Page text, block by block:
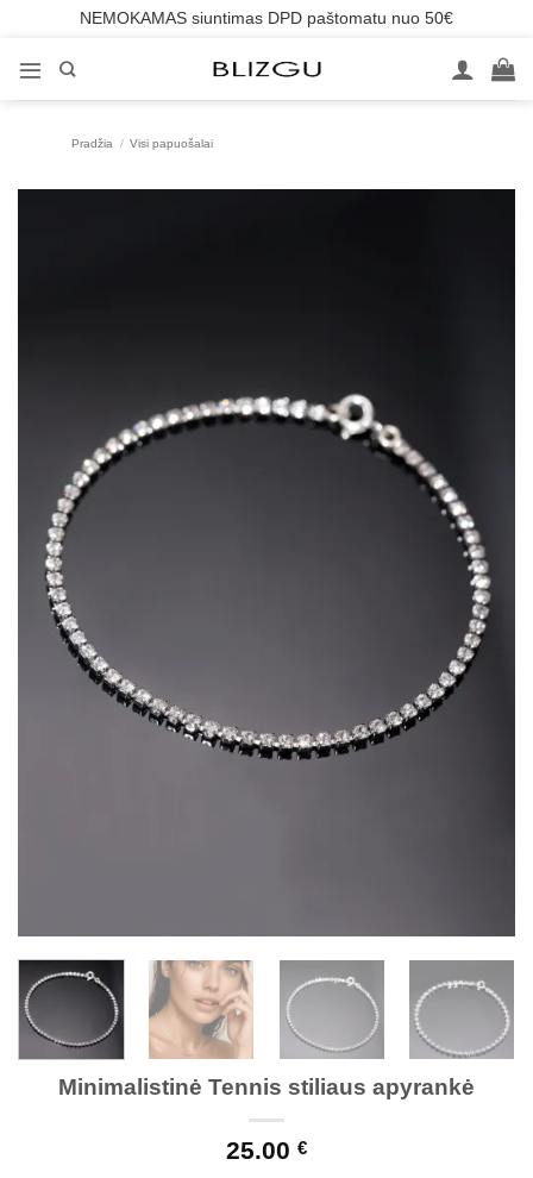
NEMOKAMAS siuntimas DPD paštomatu nuo 50€
content
Pradžia / Visi papuošalai
Minimalistinė Tennis stiliaus apyrankė
25.00 €